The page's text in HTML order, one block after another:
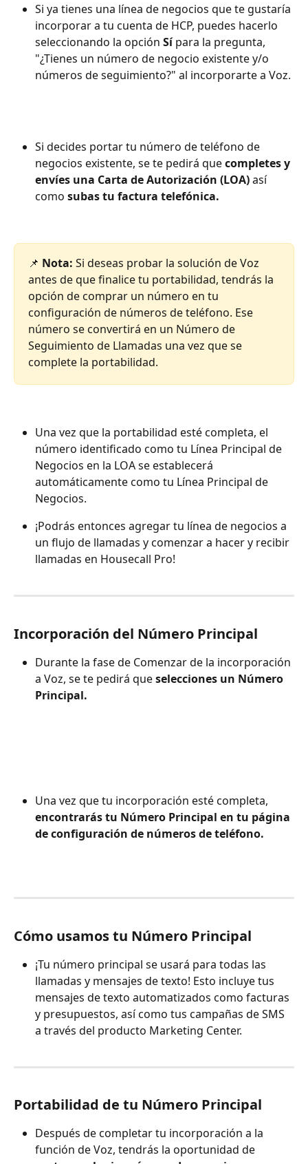
Si ya tienes una línea de negocios que te gustaría
incorporar a tu cuenta de HCP, puedes hacerlo
seleccionando la opción Sí para la pregunta,
"¿Tienes un número de negocio existente y/o
números de seguimiento?" al incorporarte a Voz.
Si decides portar tu número de teléfono de
negocios existente, se te pedirá que completes y
envíes una Carta de Autorización (LOA) así
como subas tu factura telefónica.
📌 Nota: Si deseas probar la solución de Voz
antes de que finalice tu portabilidad, tendrás la
opción de comprar un número en tu
configuración de números de teléfono. Ese
número se convertirá en un Número de
Seguimiento de Llamadas una vez que se
complete la portabilidad.
Una vez que la portabilidad esté completa, el
número identificado como tu Línea Principal de
Negocios en la LOA se establecerá
automáticamente como tu Línea Principal de
Negocios.
¡Podrás entonces agregar tu línea de negocios a
un flujo de llamadas y comenzar a hacer y recibir
llamadas en Housecall Pro!
Incorporación del Número Principal
Durante la fase de Comenzar de la incorporación
a Voz, se te pedirá que selecciones un Número
Principal.
Una vez que tu incorporación esté completa,
encontrarás tu Número Principal en tu página
de configuración de números de teléfono.
Cómo usamos tu Número Principal
¡Tu número principal se usará para todas las
llamadas y mensajes de texto! Esto incluye tus
mensajes de texto automatizados como facturas
y presupuestos, así como tus campañas de SMS
a través del producto Marketing Center.
Portabilidad de tu Número Principal
Después de completar tu incorporación a la
función de Voz, tendrás la oportunidad de